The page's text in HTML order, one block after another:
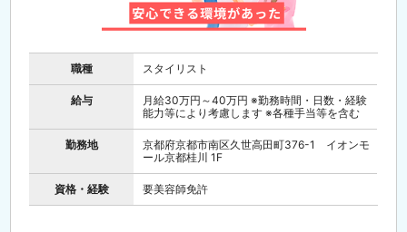
職種 スタイリスト
給与
月給30万円～40万円 ※勤務時間・日数・経験
能力等により考慮します ※各種手当等を含む
勤務地
京都府京都市南区久世高田町376-1 イオンモ
ール京都桂川 1F
資格・経験 要美容師免許